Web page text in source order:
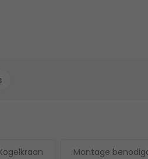
Montage